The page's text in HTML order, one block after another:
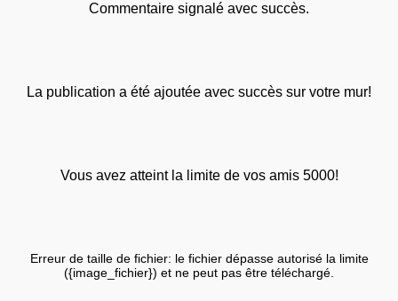
Commentaire signalé avec succès.
La publication a été ajoutée avec succès sur votre mur!
Vous avez atteint la limite de vos amis 5000!
Erreur de taille de fichier: le fichier dépasse autorisé la limite
({image_fichier}) et ne peut pas être téléchargé.